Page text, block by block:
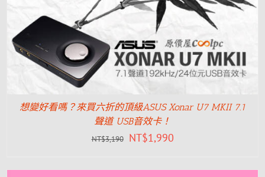
想變好看嗎？來買六折的頂級ASUS Xonar U7 MKII 7.1
聲道 USB音效卡！
NT$3,190 NT$1,990